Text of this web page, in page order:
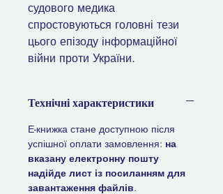
судового медика
спростовуються головні тези
цього епізоду інформаційної
війни проти України.
Технічні характеристики
Е-книжка стане доступною після
успішної оплати замовлення: на
вказану електронну пошту
надійде лист із посиланням для
завантаження файлів.